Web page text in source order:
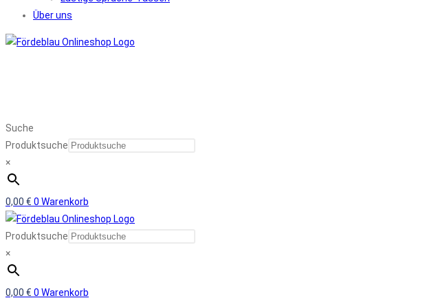
Über uns
Suche
Produktsuche
×
0,00 € 0 Warenkorb
Produktsuche
×
0,00 € 0 Warenkorb